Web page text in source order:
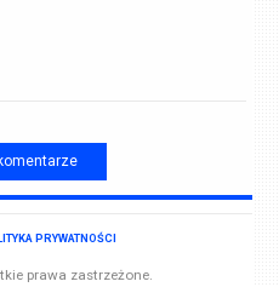
PRYWATNOŚCI
prawa zastrzeżone.